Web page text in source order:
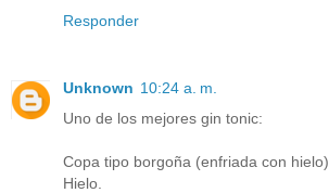
Responder
Unknown 10:24 a. m.
Uno de los mejores gin tonic:
Copa tipo borgoña (enfriada con hielo).
Hielo.